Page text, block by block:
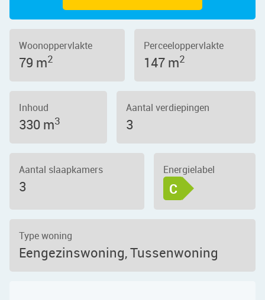
Woonoppervlakte
79 m2
Perceeloppervlakte
147 m2
Inhoud
330 m3
Aantal verdiepingen
3
Aantal slaapkamers
3
Energielabel
C
Type woning
Eengezinswoning, Tussenwoning